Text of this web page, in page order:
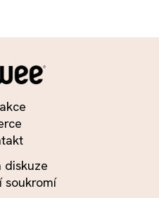
diskuze
soukromí